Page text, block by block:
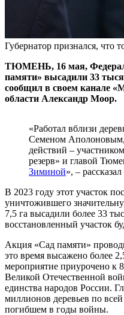
Губернатор признался, что
ТЮМЕНЬ, 16 мая,
памяти» высадили 33
сообщил в своем канале
области Александр Моор.
«Работал вблизи
Семеном
действий –
резерв» и главой
Зиминой», –
В 2023 году этот участок
уничтожившего
7,5 га высадили более 33
восстановленный участок
Акция «Сад памяти»
это время высажено более
мероприятие приурочено к
Великой Отечественной
единства народов России.
миллионов деревьев по
погибшем в годы войны.